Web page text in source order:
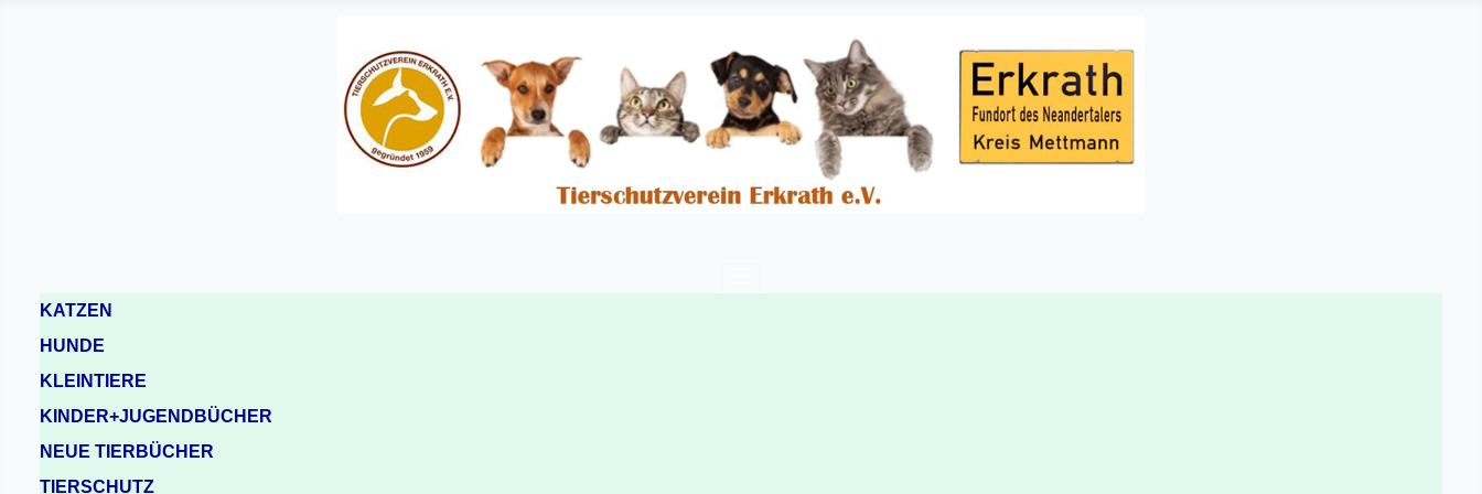
KATZEN
HUNDE
KLEINTIERE
KINDER+JUGENDBÜCHER
NEUE TIERBÜCHER
TIERSCHUTZ